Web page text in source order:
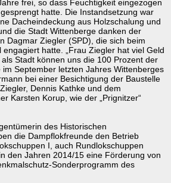
frei, so dass Feuchtigkeit eingezogen
hatte. Die Instandsetzung war
Dacheindeckung aus Holzschalung und
die Stadt Wittenberge danken der
Dagmar Ziegler (SPD), die sich beim
hatte. „Frau Ziegler hat viel Geld
Stadt können uns die 100 Prozent der
im September letzten Jahres Wittenberges
bei einer Besichtigung der Baustelle
Dennis Kathke und dem
Karsten Korup, wie der „Prignitzer“
des Historischen
die Dampflokfreunde den Betrieb
I, auch Rundlokschuppen
den Jahren 2014/15 eine Förderung von
Sonderprogramm des